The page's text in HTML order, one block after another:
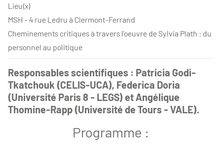
Lieu(x)
MSH - 4 rue Ledru à Clermont-Ferrand
Cheminements critiques à travers l’oeuvre de Sylvia Plath : du
personnel au politique
Responsables scientifiques : Patricia Godi-
Tkatchouk (CELIS-UCA), Federica Doria
(Université Paris 8 - LEGS) et Angélique
Thomine-Rapp (Université de Tours - VALE).
Programme :